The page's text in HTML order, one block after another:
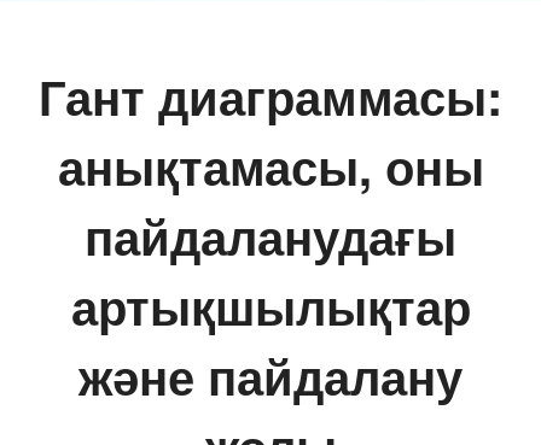
Гант диаграммасы:
анықтамасы, оны
пайдаланудағы
артықшылықтар
және пайдалану